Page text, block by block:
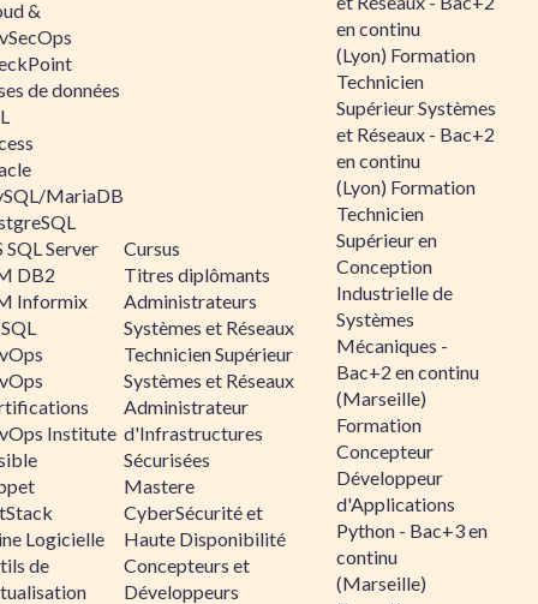
&
de données
MariaDB
SQL Server
DB2
Informix
Institute
Logicielle
de
Cursus
Titres diplômants
Administrateurs
Systèmes et Réseaux
Technicien Supérieur
Systèmes et Réseaux
Administrateur
d'Infrastructures
Sécurisées
Mastere
CyberSécurité et
Haute Disponibilité
Concepteurs et
Développeurs
en continu
(Lyon) Formation
Technicien
Supérieur Systèmes
et Réseaux - Bac+2
en continu
(Lyon) Formation
Technicien
Supérieur en
Conception
Industrielle de
Systèmes
Mécaniques -
Bac+2 en continu
(Marseille)
Formation
Concepteur
Développeur
d'Applications
Python - Bac+3 en
continu
(Marseille)